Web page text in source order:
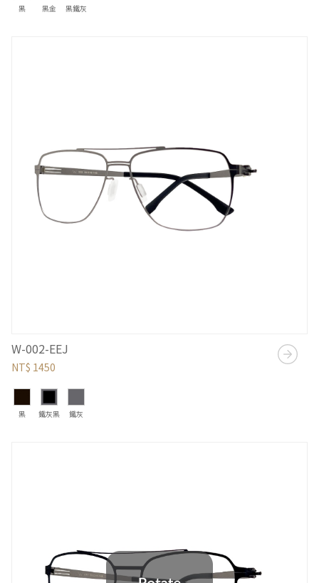
黑 黑金 黑鐵灰
W-002-EEJ
NT$ 1450
黑 鐵灰黑 鐵灰